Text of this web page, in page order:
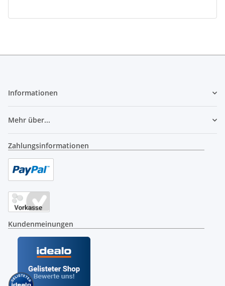
Informationen
Mehr über...
Zahlungsinformationen
Kundenmeinungen